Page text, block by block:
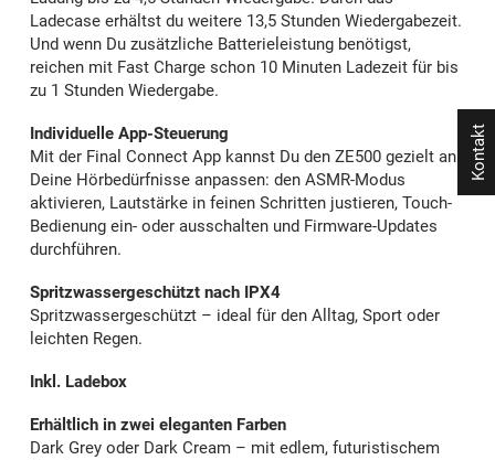
Ladecase erhältst du weitere 13,5 Stunden Wiedergabezeit.
Und wenn Du zusätzliche Batterieleistung benötigst,
reichen mit Fast Charge schon 10 Minuten Ladezeit für bis
zu 1 Stunden Wiedergabe.
Individuelle App-Steuerung
Mit der Final Connect App kannst Du den ZE500 gezielt an
Deine Hörbedürfnisse anpassen: den ASMR-Modus
aktivieren, Lautstärke in feinen Schritten justieren, Touch-
Bedienung ein- oder ausschalten und Firmware-Updates
durchführen.
Spritzwassergeschützt nach IPX4
Spritzwassergeschützt – ideal für den Alltag, Sport oder
leichten Regen.
Inkl. Ladebox
Erhältlich in zwei eleganten Farben
Dark Grey oder Dark Cream – mit edlem, futuristischem
Kontakt